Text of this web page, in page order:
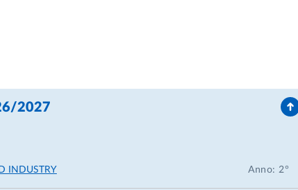
Impianti e delle Macchine dell’Industria
(2018–2021)
2027
INDUSTRY Anno: 2°